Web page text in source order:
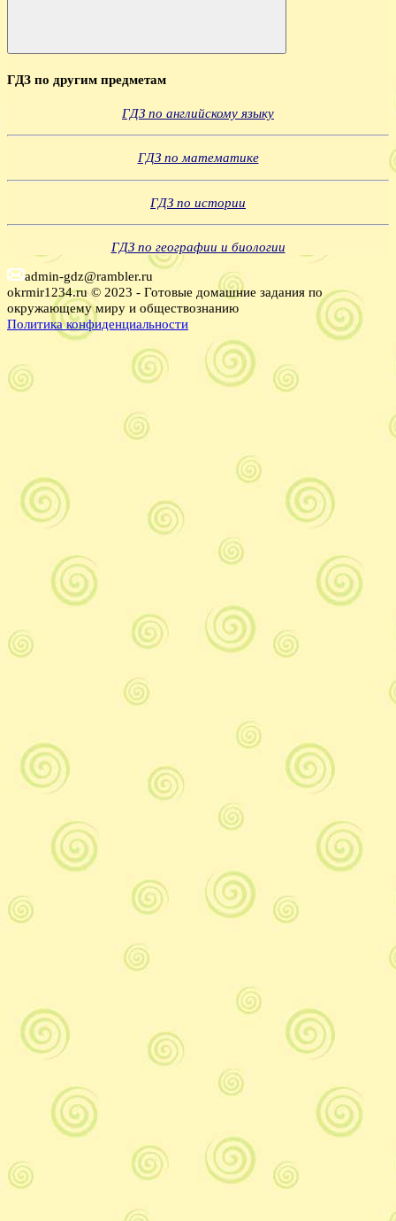
Поиск
ГДЗ по другим предметам
ГДЗ по английскому языку
ГДЗ по математике
ГДЗ по истории
ГДЗ по географии и биологии
admin-gdz@rambler.ru
okrmir1234.ru © 2023 - Готовые домашние задания по
окружающему миру и обществознанию
Политика конфиденциальности